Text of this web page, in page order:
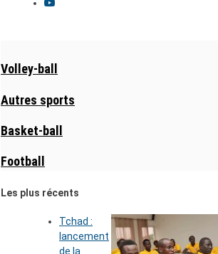
Volley-ball
Autres sports
Basket-ball
Football
Les plus récents
Tchad :
lancement
de la